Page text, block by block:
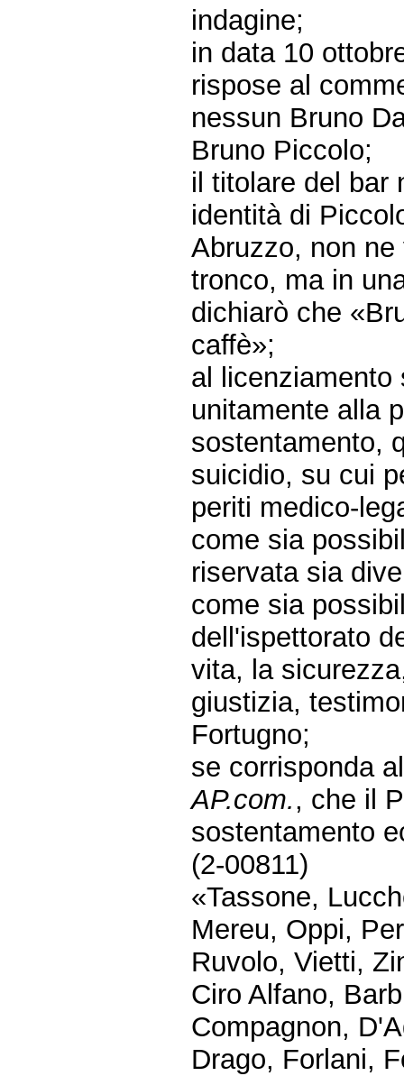
indagine;
in data 10
rispose al
nessun Bruno
Bruno Piccolo;
il titolare del bar
identità di
Abruzzo, non
tronco, ma in
dichiarò che
caffè»;
al licenziamento
unitamente alla
sostentamento,
suicidio, su cui
periti medico-
come sia
riservata sia
come sia
dell'ispettorato
vita, la
giustizia,
Fortugno;
se corrisponda
AP.com., che il
sostentamento
(2-00811)
«Tassone,
Mereu, Oppi,
Ruvolo, Vietti,
Ciro Alfano,
Compagnon,
Drago, Forlani,